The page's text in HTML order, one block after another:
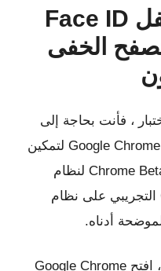
خطوات تمكين قفل Face ID
الخفى
، فأنت بحاجة إلى
استخدام الإصدار التجريبي من Google Chrome لتمكين
الميزة. الميزة متوفرة في Chrome Beta 89 لنظام
iOS. بعد تثبيت إصدار Chrome التجريبي على نظام
أولاً وقبل كل شيء ، افتح Google Chrome